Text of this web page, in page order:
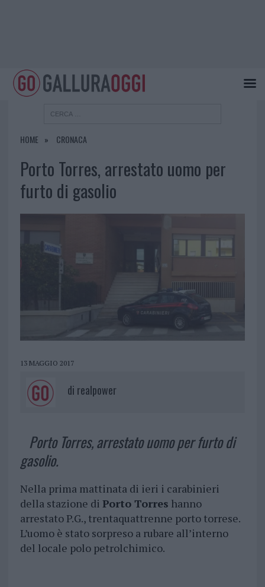
HOME CRONACA
Porto Torres, arrestato uomo per
furto di gasolio
13 MAGGIO 2017
di realpower
Porto Torres, arrestato uomo per furto di
gasolio.
Nella prima mattinata di ieri i carabinieri
della stazione di Porto Torres hanno
arrestato P.G., trentaquattrenne porto torrese.
L’uomo è stato sorpreso a rubare all’interno
del locale polo petrolchimico.